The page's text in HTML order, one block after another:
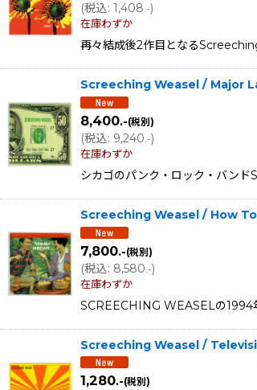
(税込: 1,408.-)
在庫わずか
再々結成後2作目となる
Screeching Weasel / Major
8,400.-(税別)
(税込: 9,240 .-)
在庫わずか
シカゴのパンク・ロック・バン
Screeching Weasel / How
7,800.-(税別)
(税込: 8,580 .-)
在庫わずか
SCREECHING WEASELの1994
Screeching Weasel /
1,280.-(税別)